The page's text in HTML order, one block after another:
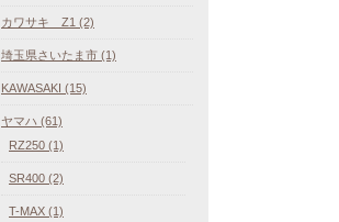
カワサキ Z1 (2)
埼玉県さいたま市 (1)
KAWASAKI (15)
ヤマハ (61)
RZ250 (1)
SR400 (2)
T-MAX (1)